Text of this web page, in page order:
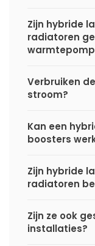
Zijn hybride
radiatoren
Verbruiken
stroom?
Kan een
boosters
Zijn hybride
radiatoren
Zijn ze ook
installaties?